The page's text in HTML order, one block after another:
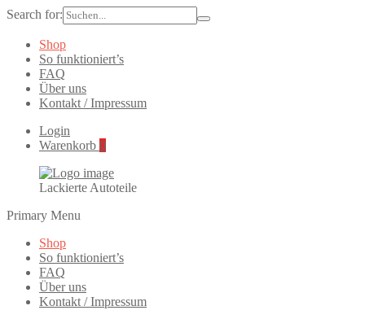
Search for:
Shop
So funktioniert’s
FAQ
Über uns
Kontakt / Impressum
Login
Warenkorb 0
Lackierte Autoteile
Primary Menu
Shop
So funktioniert’s
FAQ
Über uns
Kontakt / Impressum